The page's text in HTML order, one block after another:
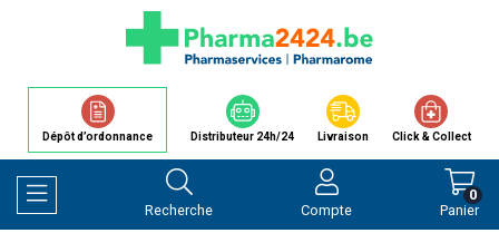
Dépôt d’ordonnance Distributeur 24h/24 Livraison Click & Collect
Afficher la navigation
Recherche Compte Panier
0